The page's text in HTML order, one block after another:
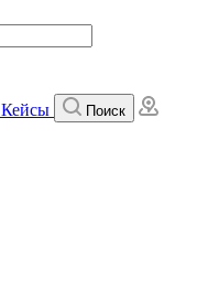
Кейсы Поиск